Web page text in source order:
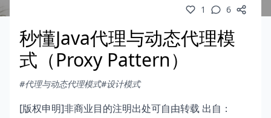
1 6
秒懂Java代理与动态代理模
式（Proxy Pattern）
#代理与动态代理模式#设计模式
[版权申明]非商业目的注明出处可自由转载 出自：